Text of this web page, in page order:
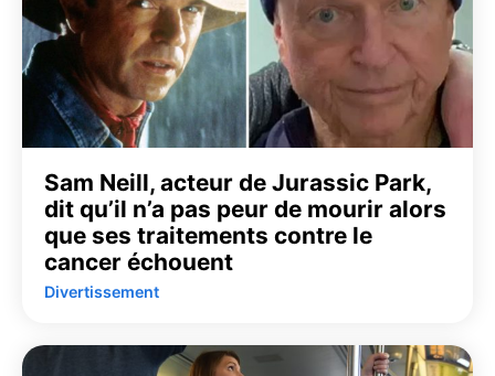
Sam Neill, acteur de Jurassic Park,
dit qu’il n’a pas peur de mourir alors
que ses traitements contre le
cancer échouent
Divertissement